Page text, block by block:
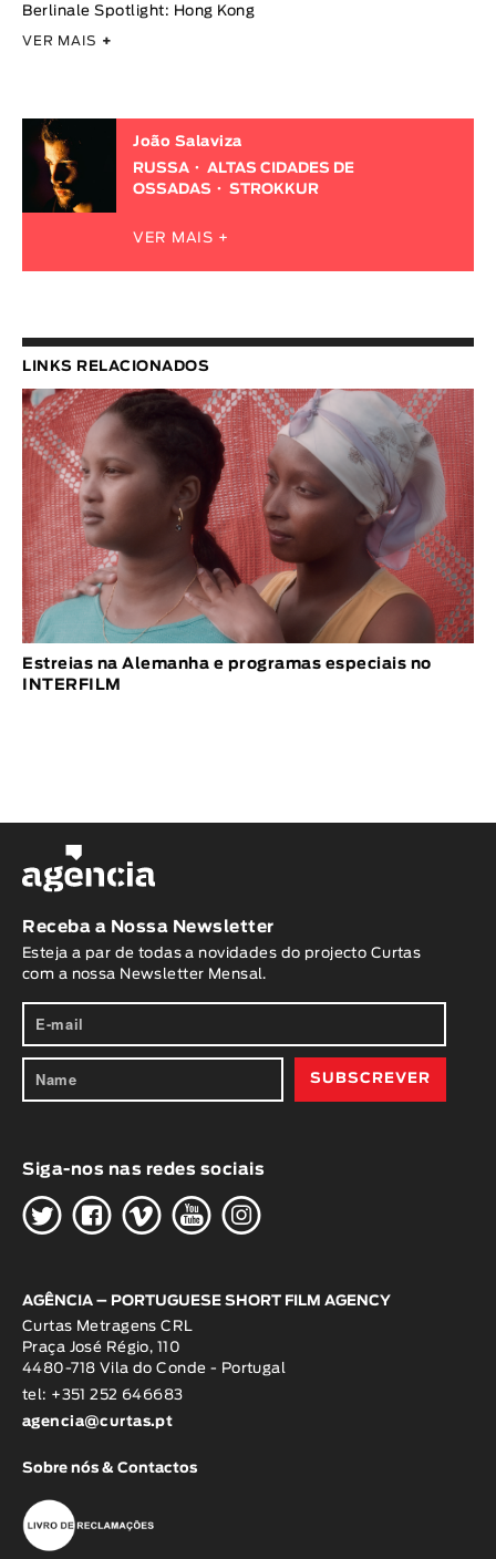
Berlinale Spotlight: Hong Kong
VER MAIS +
João Salaviza
RUSSA
ALTAS CIDADES DE
OSSADAS
STROKKUR
VER MAIS +
LINKS RELACIONADOS
Estreias na Alemanha e programas especiais no
INTERFILM
Receba a Nossa Newsletter
Esteja a par de todas a novidades do projecto Curtas
com a nossa Newsletter Mensal.
Siga-nos nas redes sociais
HGWOK
AGÊNCIA – PORTUGUESE SHORT FILM AGENCY
Curtas Metragens CRL
Praça José Régio, 110
4480-718 Vila do Conde - Portugal
tel: +351 252 646683
agencia@curtas.pt
Sobre nós & Contactos